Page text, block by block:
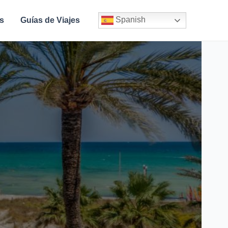
Guías de Viajes Spanish